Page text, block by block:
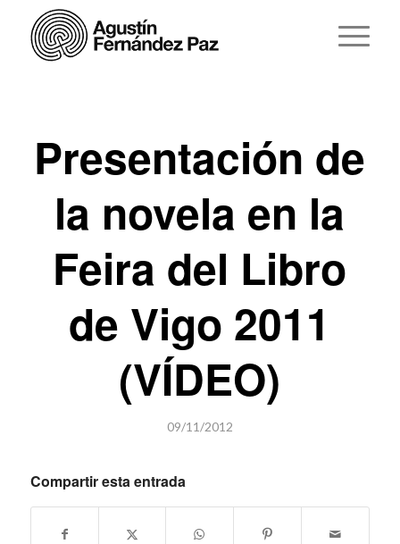
Presentación de
la novela en la
Feira del Libro
de Vigo 2011
(VÍDEO)
09/11/2012
Compartir esta entrada